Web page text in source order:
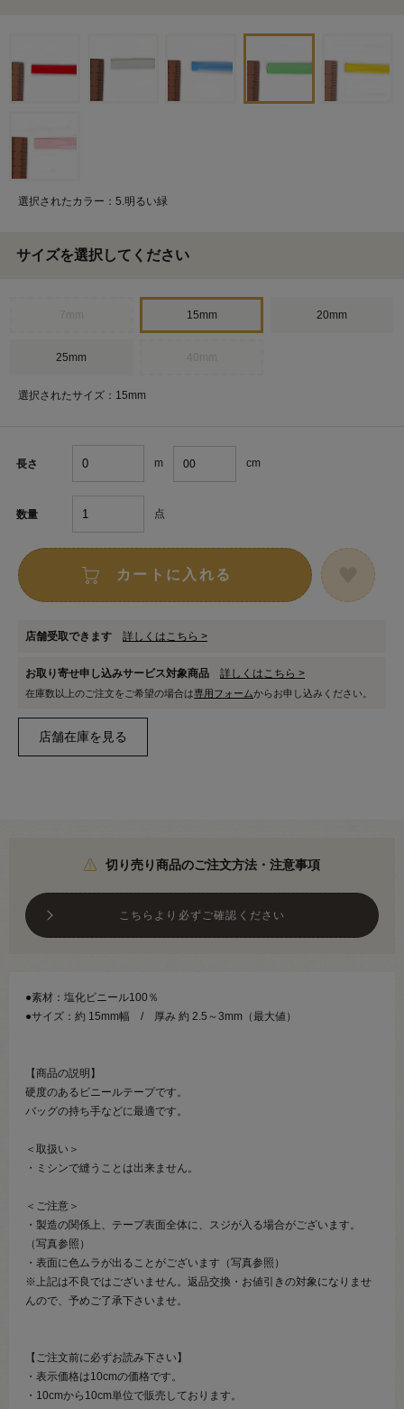
選択されたカラー：5.明るい緑
サイズを選択してください
15mm 20mm
25mm
選択されたサイズ：15mm
長さ m cm
数量 点
カートに入れる
店舗受取できます 詳しくはこちら >
お取り寄せ申し込みサービス対象商品 詳しくはこちら >
在庫数以上のご注文をご希望の場合は専用フォームからお申し込みください。
切り売り商品のご注文方法・注意事項
こちらより必ずご確認ください
●素材：塩化ビニール100％
●サイズ：約 15mm幅 / 厚み 約 2.5～3mm（最大値）
【商品の説明】
硬度のあるビニールテープです。
バッグの持ち手などに最適です。
＜取扱い＞
・ミシンで縫うことは出来ません。
＜ご注意＞
・製造の関係上、テープ表面全体に、スジが入る場合がございます。
（写真参照）
・表面に色ムラが出ることがございます（写真参照）
※上記は不良ではございません。返品交換・お値引きの対象になりませ
んので、予めご了承下さいませ。
【ご注文前に必ずお読み下さい】
・表示価格は10cmの価格です。
・10cmから10cm単位で販売しております。